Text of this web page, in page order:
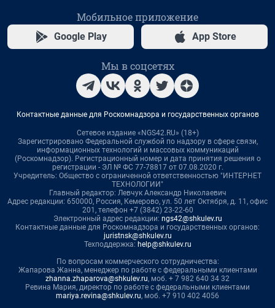
Мобильное приложение
Google Play App Store
Мы в соцсетях
Контактные данные для Роскомнадзора и государственных органов
Сетевое издание «NGS42.RU» (18+)
Зарегистрировано Федеральной службой по надзору в сфере связи,
информационных технологий и массовых коммуникаций
(Роскомнадзор). Регистрационный номер и дата принятия решения о
регистрации - ЭЛ № ФС 77-78817 от 07.08.2020 г.
Учредитель: Общество с ограниченной ответственностью "ИНТЕРНЕТ
ТЕХНОЛОГИИ"
Главный редактор: Левчук Александр Николаевич
Адрес редакции: 650000, Россия, Кемерово, ул. 50 лет Октября, д. 11, офис
201, телефон +7 (3842) 23-22-60
Электронный адрес редакции: ngs42@shkulev.ru
Контактные данные для Роскомнадзора и государственных органов:
juristnsk@shkulev.ru
Техподдержка: help@shkulev.ru
По вопросам коммерческого сотрудничества:
Жапарова Жанна, менеджер по работе с федеральными клиентами
zhanna.zhaparova@shkulev.ru, моб. + 7 982 640 34 32
Ревина Мария, директор по работе с федеральными клиентами
mariya.revina@shkulev.ru, моб. +7 910 402 4056